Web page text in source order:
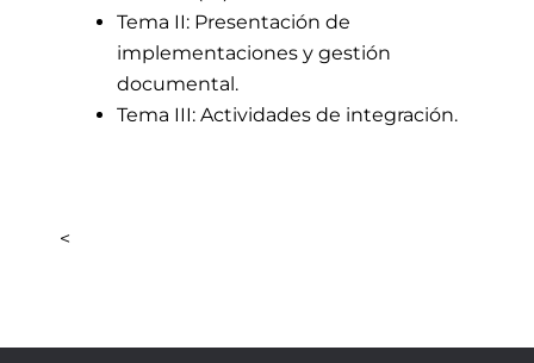
Tema II: Presentación de
implementaciones y gestión
documental.
Tema III: Actividades de integración.
<